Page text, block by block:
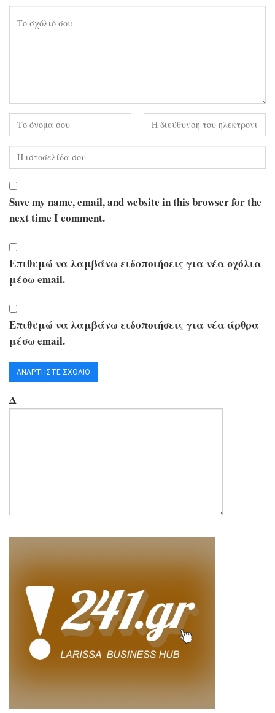
Save my name, email, and website in this browser for the
next time I comment.
Επιθυμώ να λαμβάνω ειδοποιήσεις για νέα σχόλια
μέσω email.
Επιθυμώ να λαμβάνω ειδοποιήσεις για νέα άρθρα
μέσω email.
Δ